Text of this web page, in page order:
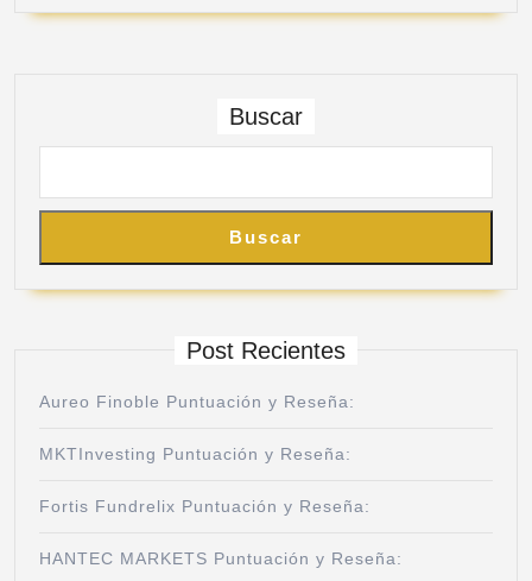
Buscar
Buscar
Post Recientes
Aureo Finoble Puntuación y Reseña:
MKTInvesting Puntuación y Reseña:
Fortis Fundrelix Puntuación y Reseña:
HANTEC MARKETS Puntuación y Reseña: